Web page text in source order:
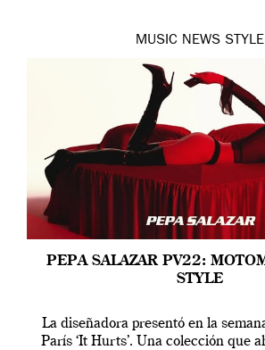
MUSIC NEWS STYLE
PEPA SALAZAR PV22:
STYLE
La diseñadora presentó en la
París ‘It Hurts’. Una colección que